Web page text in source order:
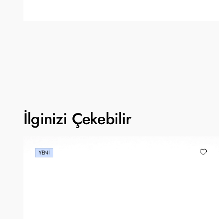
İlginizi Çekebilir
YENI